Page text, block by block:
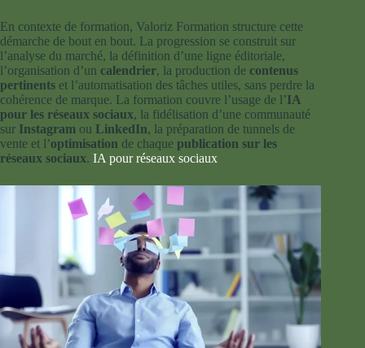
En contexte de formation, Valoriz Formation structure cette
démarche de bout en bout. La progression se construit sur
l’analyse du marché, la définition d’une ligne éditoriale,
l’organisation d’un calendrier, la production de contenus
pertinents et l’automatisation des tâches utiles, sans perdre la
cohérence de marque. La formation couvre l’usage de l’IA
pour les réseaux sociaux, la fidélisation d’une communauté
sur Instagram ou LinkedIn, la préparation de tunnels de
vente et l’optimisation de chaque publication sur les
réseaux sociaux. IA pour réseaux sociaux